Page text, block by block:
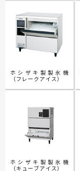
ホシザキ製製氷機
（フレークアイス）
ホシザキ製製氷機
（キューブアイス）